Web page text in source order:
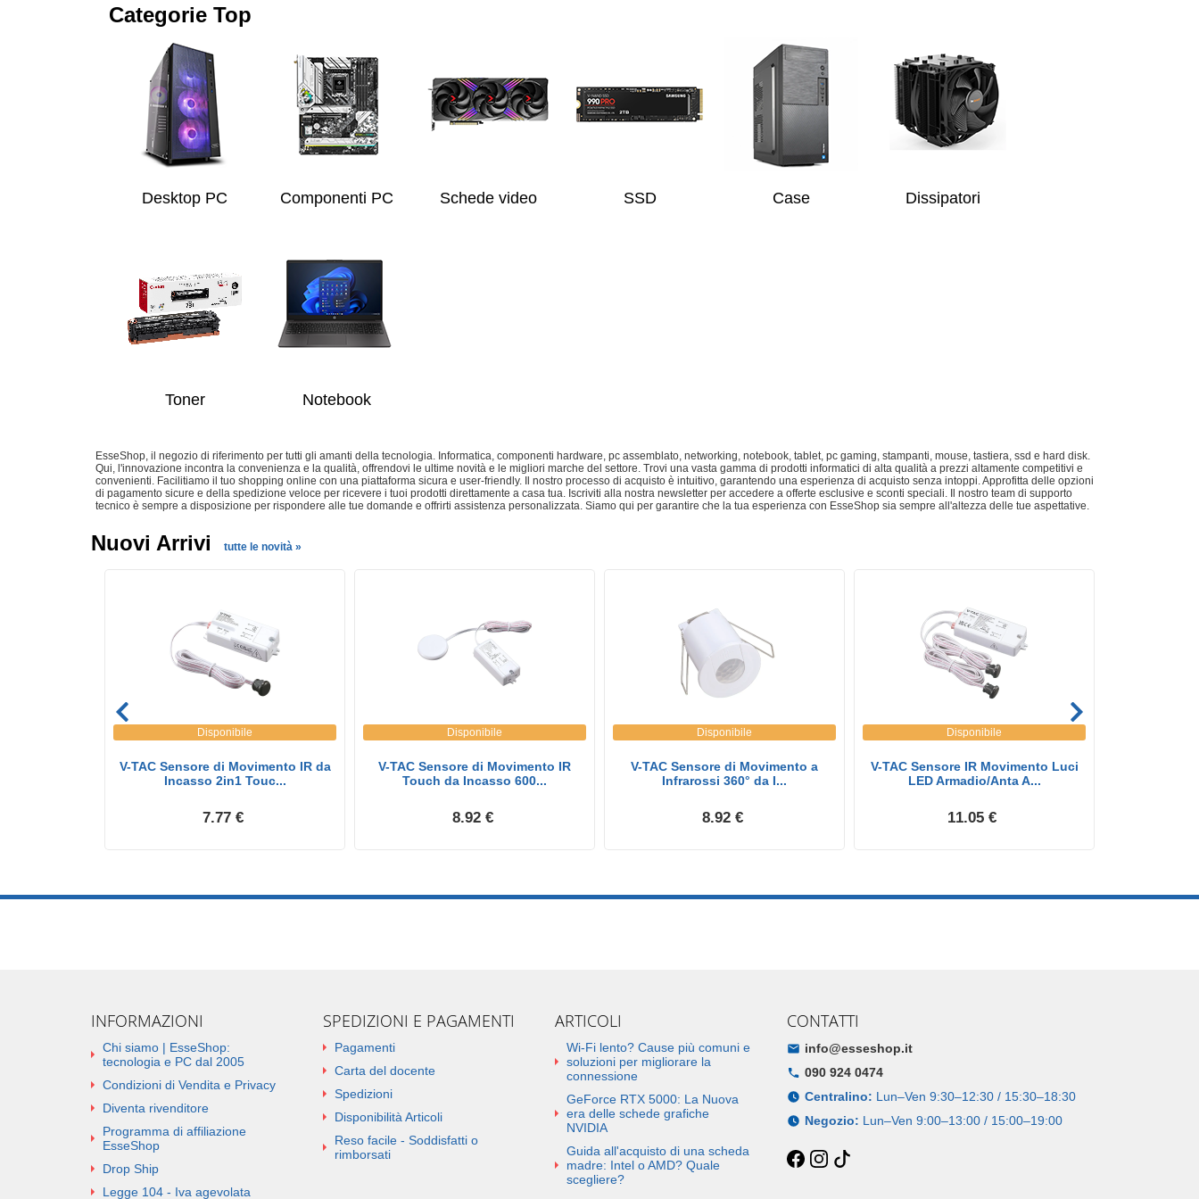
Categorie Top
Desktop PC Componenti PC Schede video SSD Case Dissipatori
Toner Notebook
EsseShop, il negozio di riferimento per tutti gli amanti della tecnologia. Informatica, componenti hardware, pc assemblato, networking, notebook, tablet, pc gaming, stampanti, mouse, tastiera, ssd e hard disk.
Qui, l'innovazione incontra la convenienza e la qualità, offrendovi le ultime novità e le migliori marche del settore. Trovi una vasta gamma di prodotti informatici di alta qualità a prezzi altamente competitivi e
convenienti. Facilitiamo il tuo shopping online con una piattaforma sicura e user-friendly. Il nostro processo di acquisto è intuitivo, garantendo una esperienza di acquisto senza intoppi. Approfitta delle opzioni
di pagamento sicure e della spedizione veloce per ricevere i tuoi prodotti direttamente a casa tua. Iscriviti alla nostra newsletter per accedere a offerte esclusive e sconti speciali. Il nostro team di supporto
tecnico è sempre a disposizione per rispondere alle tue domande e offrirti assistenza personalizzata. Siamo qui per garantire che la tua esperienza con EsseShop sia sempre all'altezza delle tue aspettative.
Nuovi Arrivi tutte le novità »
Disponibile
V-TAC Sensore di Movimento IR da
Incasso 2in1 Touc...
7.77 €
Disponibile
V-TAC Sensore di Movimento IR
Touch da Incasso 600...
8.92 €
Disponibile
V-TAC Sensore di Movimento a
Infrarossi 360° da I...
8.92 €
Disponibile
V-TAC Sensore IR Movimento Luci
LED Armadio/Anta A...
11.05 €
INFORMAZIONI
Chi siamo | EsseShop:
tecnologia e PC dal 2005
Condizioni di Vendita e Privacy
Diventa rivenditore
Programma di affiliazione
EsseShop
Drop Ship
Legge 104 - Iva agevolata
SPEDIZIONI E PAGAMENTI
Pagamenti
Carta del docente
Spedizioni
Disponibilità Articoli
Reso facile - Soddisfatti o
rimborsati
ARTICOLI
Wi-Fi lento? Cause più comuni e
soluzioni per migliorare la
connessione
GeForce RTX 5000: La Nuova
era delle schede grafiche
NVIDIA
Guida all'acquisto di una scheda
madre: Intel o AMD? Quale
scegliere?
CONTATTI
info@esseshop.it
090 924 0474
Centralino: Lun–Ven 9:30–12:30 / 15:30–18:30
Negozio: Lun–Ven 9:00–13:00 / 15:00–19:00